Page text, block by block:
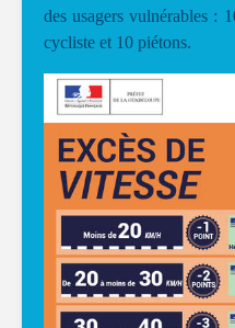
des usagers vulnérables :
cycliste et 10 piétons.